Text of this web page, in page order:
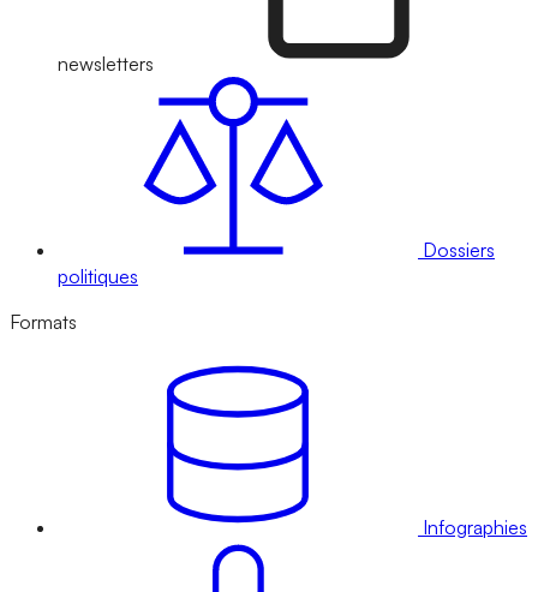
newsletters
Dossiers
politiques
Formats
Infographies